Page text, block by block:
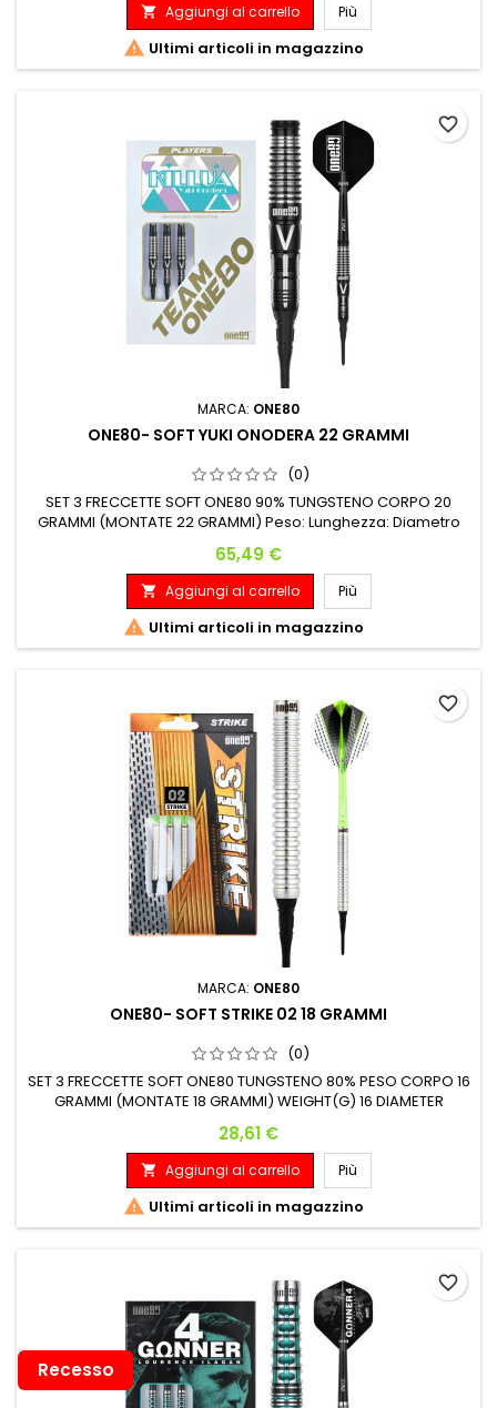
 Aggiungi al carrello Più
 Ultimi articoli in magazzino
MARCA: ONE80
ONE80- SOFT YUKI ONODERA 22 GRAMMI
(0)
SET 3 FRECCETTE SOFT ONE80 90% TUNGSTENO CORPO 20
GRAMMI (MONTATE 22 GRAMMI) Peso: Lunghezza: Diametro
Prezzo
65,49 €
 Aggiungi al carrello Più
 Ultimi articoli in magazzino
favorite_border
MARCA: ONE80
ONE80- SOFT STRIKE 02 18 GRAMMI
(0)
SET 3 FRECCETTE SOFT ONE80 TUNGSTENO 80% PESO CORPO 16
GRAMMI (MONTATE 18 GRAMMI) WEIGHT(G) 16 DIAMETER
Prezzo
28,61 €
 Aggiungi al carrello Più
 Ultimi articoli in magazzino
favorite_border
favorite_border
Recesso